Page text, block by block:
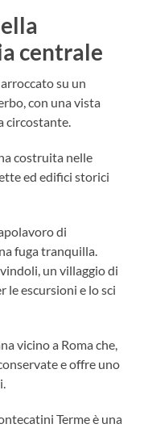
centrale
su un
con una vista
circostante.
costruita nelle
ed edifici storici
di
fuga tranquilla.
un villaggio di
le escursioni e lo sci
vicino a Roma che,
e offre uno
Terme è una